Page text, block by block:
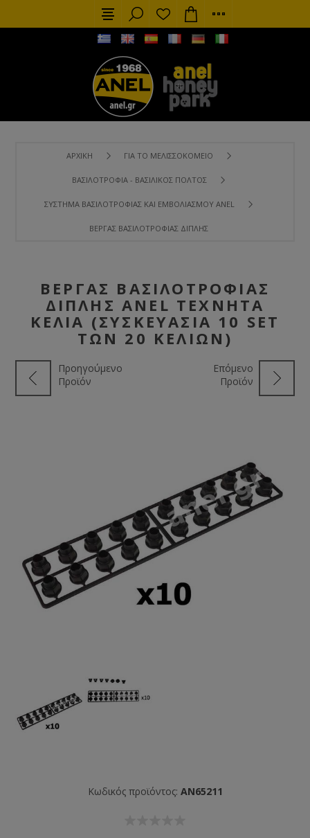
ΑΡΧΙΚΉ ΓΙΑ ΤΟ ΜΕΛΙΣΣΟΚΟΜΕΊΟ
ΒΑΣΙΛΟΤΡΟΦΊΑ - ΒΑΣΙΛΙΚΌΣ ΠΟΛΤΌΣ
ΣΎΣΤΗΜΑ ΒΑΣΙΛΟΤΡΟΦΊΑΣ ΚΑΙ ΕΜΒΟΛΙΑΣΜΟΎ ANEL
ΒΈΡΓΑΣ ΒΑΣΙΛΟΤΡΟΦΊΑΣ ΔΙΠΛΉΣ ANEL ΤΕΧΝΗΤΆ ΚΕΛΙΆ
ΒΈΡΓΑΣ ΒΑΣΙΛΟΤΡΟΦΊΑΣ
ΔΙΠΛΉΣ ANEL ΤΕΧΝΗΤΆ
ΚΕΛΙΆ (ΣΥΣΚΕΥΑΣΊΑ 10 SET
ΤΩΝ 20 ΚΕΛΙΏΝ)
Προηγούμενο
Προϊόν
Επόμενο
Προϊόν
Κωδικός προϊόντος: AN65211